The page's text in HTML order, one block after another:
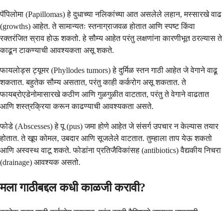
पॅपिलोमा (Papillomas) हे दुधाच्या नलिकांच्या आत असलेले लहान, मस्सारखे वाढ
(growths) आहेत. ते सामान्यतः स्तनाग्राजवळ होतात आणि स्पष्ट किंवा
रक्तरंजित स्राव होऊ शकतो. हे सौम्य आहेत परंतु लक्षणांना कारणीभूत ठरल्यास ते
काढून टाकण्याची आवश्यकता असू शकते.
फायलोड्स ट्यूमर (Phyllodes tumors) हे दुर्मिळ स्तन गाठी आहेत जे वेगाने वाढू
शकतात. बहुतेक सौम्य असतात, परंतु काही कर्करोग असू शकतात. ते
फायब्रोएडेनोमासारखे कठीण आणि गुळगुळीत वाटतात, परंतु ते वेगाने वाढतात
आणि शस्त्रक्रिया करून काढण्याची आवश्यकता असते.
फोडे (Abscesses) हे पू (pus) जमा होणे आहेत जे संसर्ग उपचार न केल्यास तयार
होतात. ते खूप कोमल, उबदार आणि सूजलेले वाटतात. तुम्हाला ताप येऊ शकतो
आणि अस्वस्थ वाटू शकते. फोडांना प्रतिजैविकांसह (antibiotics) वैद्यकीय निचरा
(drainage) आवश्यक असतो.
मला गाठीबद्दल कधी काळजी करावी?